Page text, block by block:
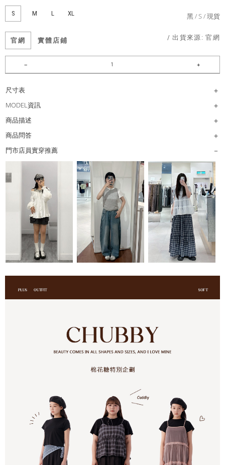
S M L XL 黑 S 現貨
官網 實體店鋪 / 出貨來源:官網
尺寸表
MODEL資訊
商品描述
商品問答
門市店員實穿推薦